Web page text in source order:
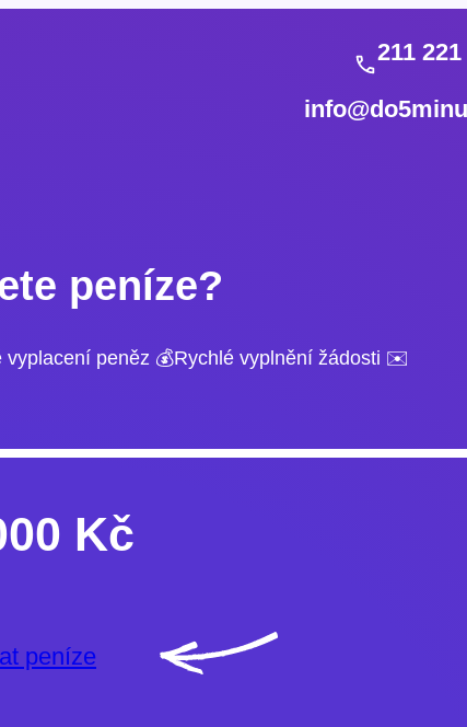
211
peníze?
vyplacení peněz 💰Rychlé vyplnění žádosti ✉️
Kč
peníze